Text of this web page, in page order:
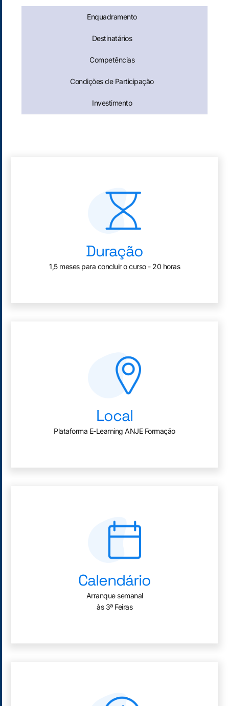
Enquadramento
Destinatários
Competências
Condições de Participação
Investimento
Duração
1,5 meses para concluir o curso - 20 horas
Local
Plataforma E-Learning ANJE Formação
Calendário
Arranque semanal
às 3ª Feiras